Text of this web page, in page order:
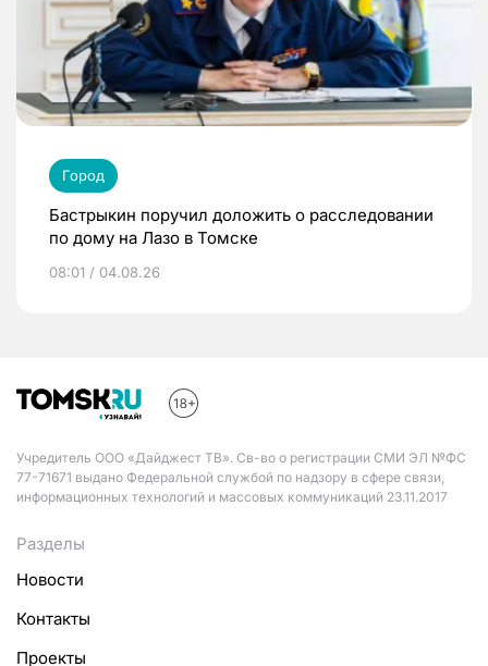
Город
Бастрыкин поручил доложить о расследовании
по дому на Лазо в Томске
08:01 / 04.08.26
Учредитель ООО «Дайджест ТВ». Св-во о регистрации СМИ ЭЛ №ФС
77-71671 выдано Федеральной службой по надзору в сфере связи,
информационных технологий и массовых коммуникаций 23.11.2017
Разделы
Новости
Контакты
Проекты